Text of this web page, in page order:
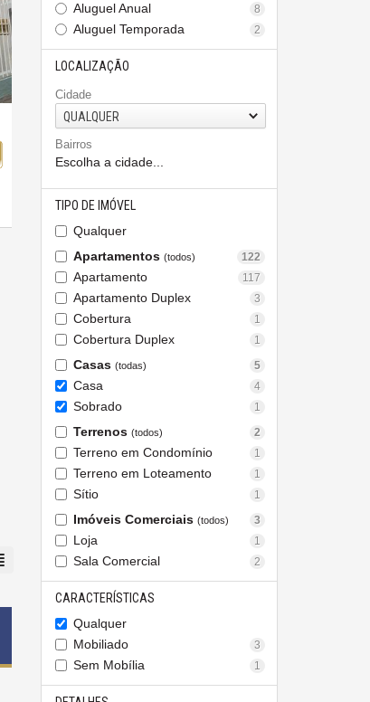
Aluguel Anual 8
Aluguel Temporada 2
LOCALIZAÇÃO
Cidade
QUALQUER
Bairros
Escolha a cidade...
TIPO DE IMÓVEL
Qualquer
Apartamentos (todos) 122
Apartamento 117
Apartamento Duplex 3
Cobertura 1
Cobertura Duplex 1
Casas (todas) 5
Casa 4
Sobrado 1
Terrenos (todos) 2
Terreno em Condomínio 1
Terreno em Loteamento 1
Sítio 1
Imóveis Comerciais (todos) 3
Loja 1
Sala Comercial 2
CARACTERÍSTICAS
Qualquer
Mobiliado
3
Sem Mobília 1